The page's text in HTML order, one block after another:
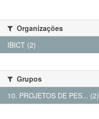
Organizações
IBICT (2)
Grupos
10. PROJETOS DE PES... (2)